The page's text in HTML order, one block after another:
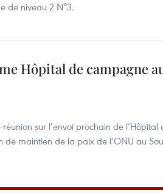
de niveau 2 N°3.
Hôpital de campagne
sur l’envoi prochain de l’Hôpital
maintien de la paix de l’ONU au